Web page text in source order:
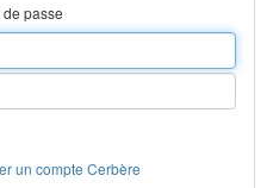
passe
un compte Cerbère